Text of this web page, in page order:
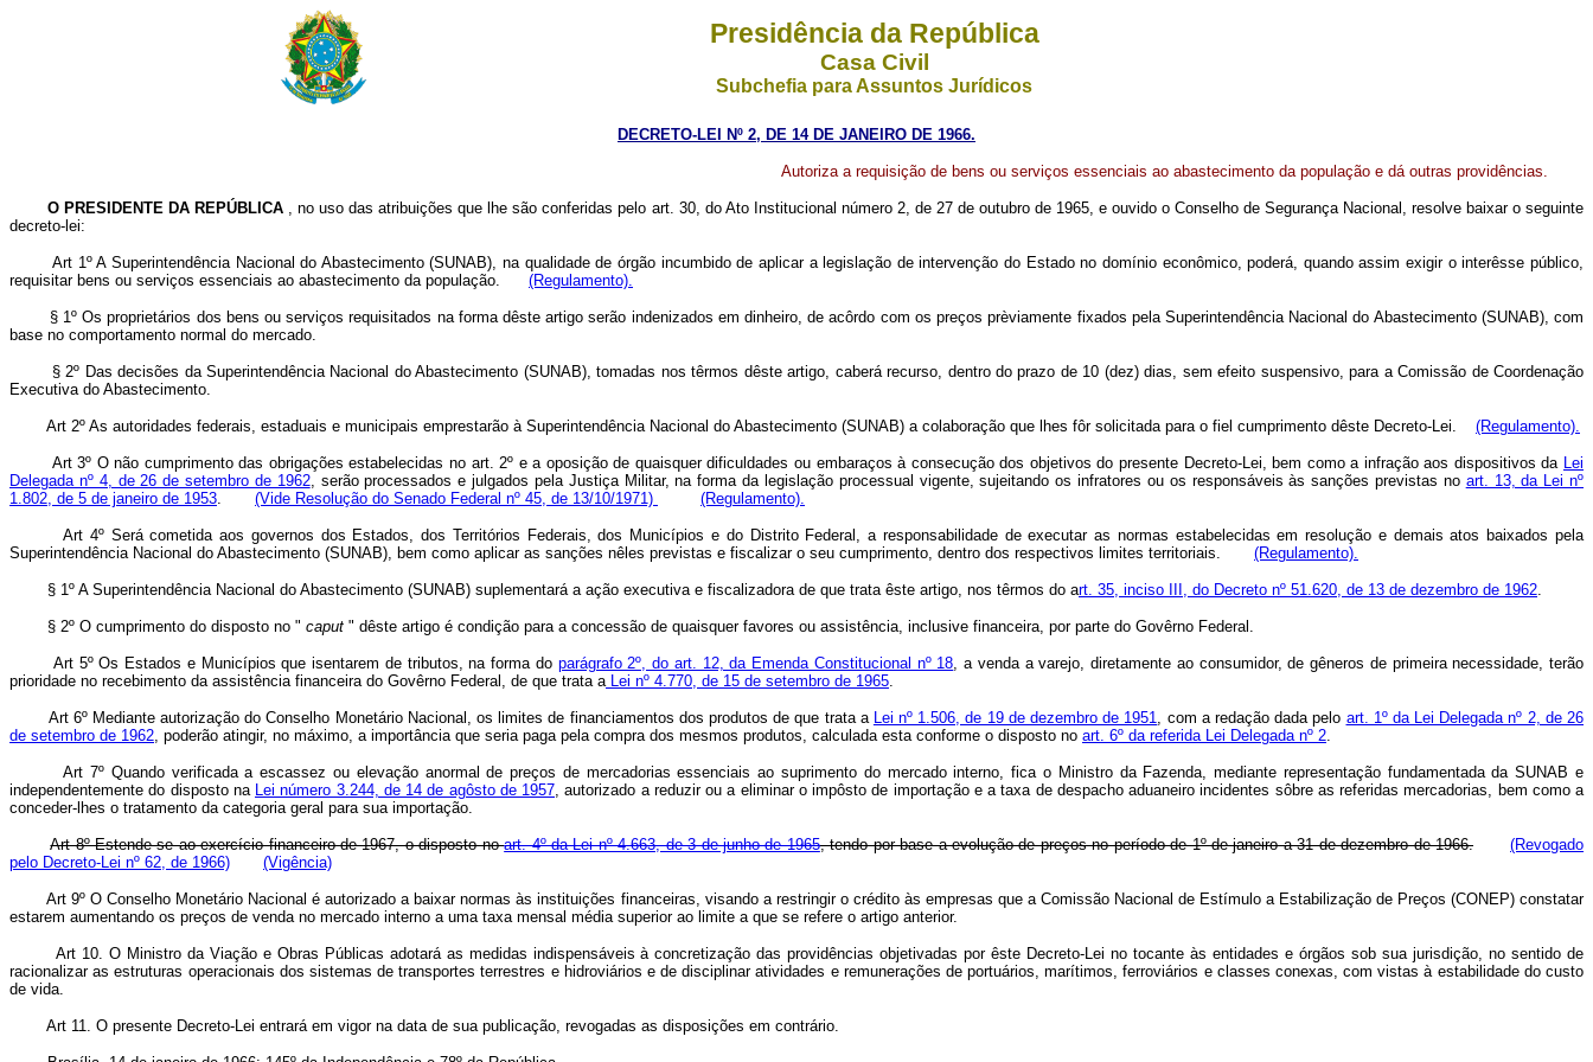
Presidência da República
Casa Civil
Subchefia para Assuntos Jurídicos
DECRETO-LEI Nº 2, DE 14 DE JANEIRO DE 1966.
Autoriza a requisição de bens ou serviços essenciais ao abastecimento da população e dá outras providências.
O PRESIDENTE DA REPÚBLICA , no uso das atribuições que lhe são conferidas pelo art. 30, do Ato Institucional número 2, de 27 de outubro de 1965, e ouvido o Conselho de Segurança Nacional, resolve baixar o seguinte
decreto-lei:
Art 1º A Superintendência Nacional do Abastecimento (SUNAB), na qualidade de órgão incumbido de aplicar a legislação de intervenção do Estado no domínio econômico, poderá, quando assim exigir o interêsse público,
requisitar bens ou serviços essenciais ao abastecimento da população. (Regulamento).
§ 1º Os proprietários dos bens ou serviços requisitados na forma dêste artigo serão indenizados em dinheiro, de acôrdo com os preços prèviamente fixados pela Superintendência Nacional do Abastecimento (SUNAB), com
base no comportamento normal do mercado.
§ 2º Das decisões da Superintendência Nacional do Abastecimento (SUNAB), tomadas nos têrmos dêste artigo, caberá recurso, dentro do prazo de 10 (dez) dias, sem efeito suspensivo, para a Comissão de Coordenação
Executiva do Abastecimento.
Art 2º As autoridades federais, estaduais e municipais emprestarão à Superintendência Nacional do Abastecimento (SUNAB) a colaboração que lhes fôr solicitada para o fiel cumprimento dêste Decreto-Lei. (Regulamento).
Art 3º O não cumprimento das obrigações estabelecidas no art. 2º e a oposição de quaisquer dificuldades ou embaraços à consecução dos objetivos do presente Decreto-Lei, bem como a infração aos dispositivos da Lei
Delegada nº 4, de 26 de setembro de 1962, serão processados e julgados pela Justiça Militar, na forma da legislação processual vigente, sujeitando os infratores ou os responsáveis às sanções previstas no art. 13, da Lei nº
1.802, de 5 de janeiro de 1953. (Vide Resolução do Senado Federal nº 45, de 13/10/1971) (Regulamento).
Art 4º Será cometida aos governos dos Estados, dos Territórios Federais, dos Municípios e do Distrito Federal, a responsabilidade de executar as normas estabelecidas em resolução e demais atos baixados pela
Superintendência Nacional do Abastecimento (SUNAB), bem como aplicar as sanções nêles previstas e fiscalizar o seu cumprimento, dentro dos respectivos limites territoriais. (Regulamento).
§ 1º A Superintendência Nacional do Abastecimento (SUNAB) suplementará a ação executiva e fiscalizadora de que trata êste artigo, nos têrmos do art. 35, inciso III, do Decreto nº 51.620, de 13 de dezembro de 1962.
§ 2º O cumprimento do disposto no " caput " dêste artigo é condição para a concessão de quaisquer favores ou assistência, inclusive financeira, por parte do Govêrno Federal.
Art 5º Os Estados e Municípios que isentarem de tributos, na forma do parágrafo 2º, do art. 12, da Emenda Constitucional nº 18, a venda a varejo, diretamente ao consumidor, de gêneros de primeira necessidade, terão
prioridade no recebimento da assistência financeira do Govêrno Federal, de que trata aLei nº 4.770, de 15 de setembro de 1965.
Art 6º Mediante autorização do Conselho Monetário Nacional, os limites de financiamentos dos produtos de que trata a Lei nº 1.506, de 19 de dezembro de 1951, com a redação dada pelo art. 1º da Lei Delegada nº 2, de 26
de setembro de 1962, poderão atingir, no máximo, a importância que seria paga pela compra dos mesmos produtos, calculada esta conforme o disposto no art. 6º da referida Lei Delegada nº 2.
Art 7º Quando verificada a escassez ou elevação anormal de preços de mercadorias essenciais ao suprimento do mercado interno, fica o Ministro da Fazenda, mediante representação fundamentada da SUNAB e
independentemente do disposto na Lei número 3.244, de 14 de agôsto de 1957, autorizado a reduzir ou a eliminar o impôsto de importação e a taxa de despacho aduaneiro incidentes sôbre as referidas mercadorias, bem como a
conceder-lhes o tratamento da categoria geral para sua importação.
Art 8º Estende-se ao exercício financeiro de 1967, o disposto noart. 4º da Lei nº 4.663, de 3 de junho de 1965, tendo por base a evolução de preços no período de 1º de janeiro a 31 de dezembro de 1966.
(Revogado
pelo Decreto-Lei nº 62, de 1966)
(Vigência)
Art 9º O Conselho Monetário Nacional é autorizado a baixar normas às instituições financeiras, visando a restringir o crédito às empresas que a Comissão Nacional de Estímulo a Estabilização de Preços (CONEP) constatar
estarem aumentando os preços de venda no mercado interno a uma taxa mensal média superior ao limite a que se refere o artigo anterior.
Art 10. O Ministro da Viação e Obras Públicas adotará as medidas indispensáveis à concretização das providências objetivadas por êste Decreto-Lei no tocante às entidades e órgãos sob sua jurisdição, no sentido de
racionalizar as estruturas operacionais dos sistemas de transportes terrestres e hidroviários e de disciplinar atividades e remunerações de portuários, marítimos, ferroviários e classes conexas, com vistas à estabilidade do custo
de vida.
Art 11. O presente Decreto-Lei entrará em vigor na data de sua publicação, revogadas as disposições em contrário.